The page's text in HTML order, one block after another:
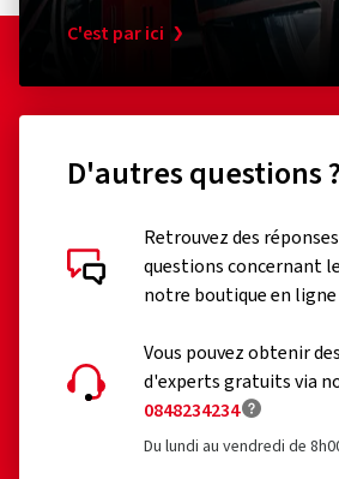
C'est par ici
D'autres questions ?
Retrouvez des
questions concernant
notre boutique en
Vous pouvez obtenir
d'experts gratuits via
0848234234
Du lundi au vendredi de